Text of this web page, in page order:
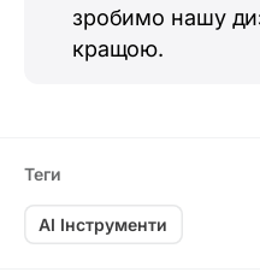
зробимо нашу
кращою.
Теги
AI Інструменти